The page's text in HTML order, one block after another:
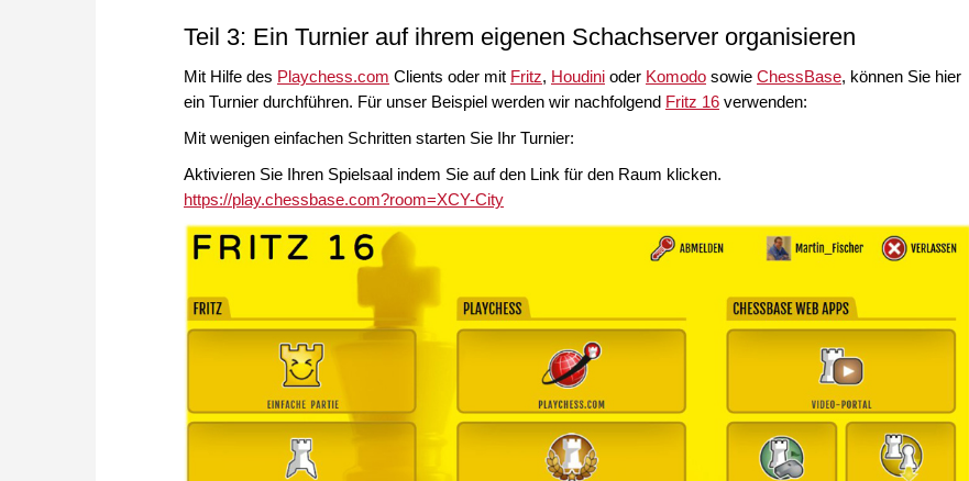
Teil 3: Ein Turnier auf ihrem eigenen Schachserver organisieren
Mit Hilfe des Playchess.com Clients oder mit Fritz, Houdini oder Komodo sowie ChessBase, können Sie hier
ein Turnier durchführen. Für unser Beispiel werden wir nachfolgend Fritz 16 verwenden:
Mit wenigen einfachen Schritten starten Sie Ihr Turnier:
Aktivieren Sie Ihren Spielsaal indem Sie auf den Link für den Raum klicken.
https://play.chessbase.com?room=XCY-City